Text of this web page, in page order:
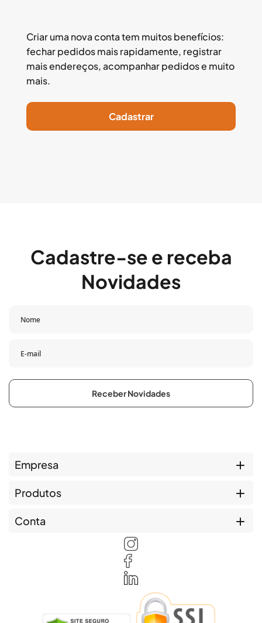
Criar uma nova conta tem muitos benefícios:
fechar pedidos mais rapidamente, registrar
mais endereços, acompanhar pedidos e muito
mais.
Cadastrar
Cadastre-se e receba
Novidades
Receber Novidades
Empresa
Produtos
Conta